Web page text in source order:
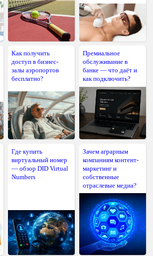
Как получить
доступ в бизнес-
залы аэропортов
бесплатно?
Премиальное
обслуживание в
банке — что даёт и
как подключить?
Где купить
виртуальный номер
— обзор DID Virtual
Numbers
Зачем аграрным
компаниям контент-
маркетинг и
собственные
отраслевые медиа?